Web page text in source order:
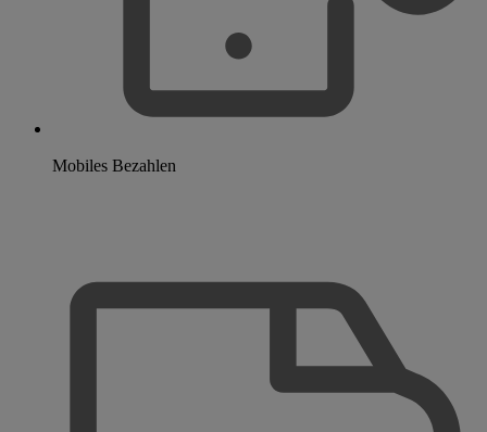
Mobiles Bezahlen